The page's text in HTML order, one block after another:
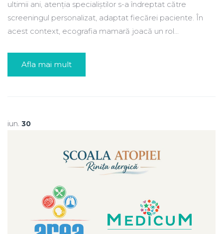
ultimii ani, atenția specialiștilor s-a îndreptat către
screeningul personalizat, adaptat fiecărei paciente. În
acest context, ecografia mamară joacă un rol...
Afla mai mult
iun. 30